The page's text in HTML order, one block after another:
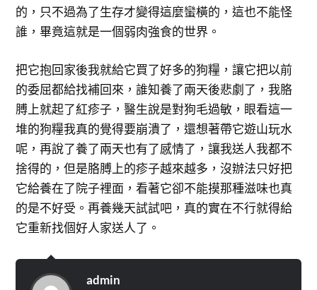
的，只不過為了生存才變得這麼蠻橫的，這也不能怪
誰，畢竟這就是一個弱肉強食的世界。
把它抱回家後我就給它買了好多的狗糧，讓它把以前
的委屈都給找補回來，誰知養了兩天後悲劇了，我胳
膊上就起了紅疹子，醫生說是對狗毛過敏，眼看這一
堆的狗糧我真的覺得要崩潰了，還想著帶它遊山玩水
呢，再說了養了兩天也有了感情了，讓我送人我都不
捨得的，但是胳膊上的疹子越來越多，沒辦法只好把
它給養在了院子裡面，看著它卻不能摸那種滋味也真
的是不好受。再養幾天試試吧，真的實在不行就得給
它重新找個好人家送人了。
admin